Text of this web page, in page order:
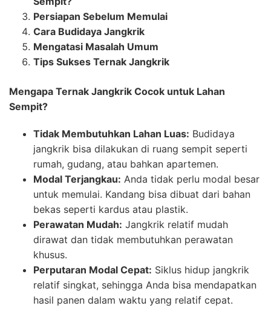
Persiapan Sebelum Memulai
Cara Budidaya Jangkrik
Mengatasi Masalah Umum
Tips Sukses Ternak Jangkrik
Mengapa Ternak Jangkrik Cocok untuk Lahan
Sempit?
Tidak Membutuhkan Lahan Luas: Budidaya
jangkrik bisa dilakukan di ruang sempit seperti
rumah, gudang, atau bahkan apartemen.
Modal Terjangkau: Anda tidak perlu modal besar
untuk memulai. Kandang bisa dibuat dari bahan
bekas seperti kardus atau plastik.
Perawatan Mudah: Jangkrik relatif mudah
dirawat dan tidak membutuhkan perawatan
khusus.
Perputaran Modal Cepat: Siklus hidup jangkrik
relatif singkat, sehingga Anda bisa mendapatkan
hasil panen dalam waktu yang relatif cepat.